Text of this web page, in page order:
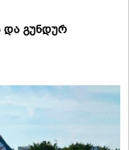
და გუნდურ